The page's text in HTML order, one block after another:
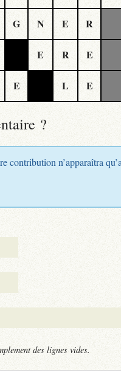
G N E R
E R E
E L E
?
contribution n’apparaîtra
des lignes vides.